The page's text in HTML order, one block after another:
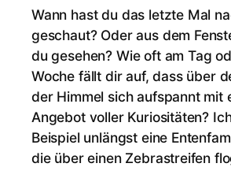
Wann hast du das letzte Mal
geschaut? Oder aus dem
du gesehen? Wie oft am Tag
Woche fällt dir auf, dass über
der Himmel sich aufspannt mit
Angebot voller Kuriositäten?
Beispiel unlängst eine
die über einen Zebrastreifen